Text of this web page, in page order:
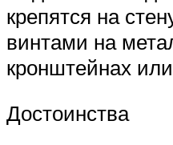
крепятся на
винтами на
кронштейнах
Достоинства